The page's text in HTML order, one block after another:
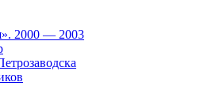
2000 — 2003